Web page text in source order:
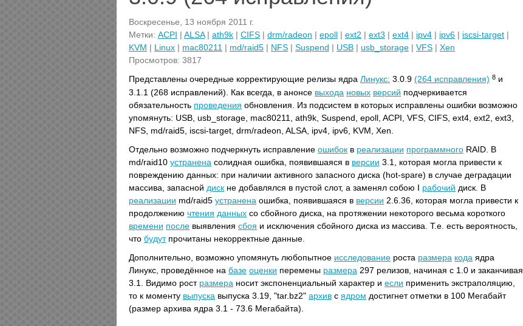
Воскресенье, 13 ноября 2011 г.
Метки: ACPI | ALSA| ath9k | CIFS | drm/radeon | epoll | ext2 | ext3 | ext4 | ipv4 | ipv6 | iscsi-target |
KVM | Linux | mac80211 | md/raid5 | NFS | Suspend | USB | usb_storage | VFS | Xen
Просмотров: 3817
Представлены очередные корректирующие релизы ядра Линукс: 3.0.9 (264 исправления) 8 и
3.1.1 (268 исправлений). Как всегда, в анонсе выхода новых версий подчеркивается
обязательность проведения обновления. Из подсистем в которых исправлены ошибки возможно
упомянуть: USB, usb_storage, mac80211, ath9k, Suspend, epoll, ACPI, VFS, CIFS, ext4, ext2, ext3,
NFS, md/raid5, iscsi-target, drm/radeon, ALSA, ipv4, ipv6, KVM, Xen.
Отдельно возможно подчеркнуть исправление ошибок в реализации программного RAID. В
md/raid10 устранена солидная ошибка, появившаяся в версии 3.1, которая могла привести к
повреждению данных: при наличии активного запасного диска (hot-spare) в случае деградации
массива, запасной диск не добавлялся в пустой слот, а заменял собою I рабочий диск. В
реализации md/raid5 устранена ошибка, появившаяся в версии 2.6.36, которая могла привести к
продолжению чтения данных со сбойного диска, на протяжении некоторого весьма короткого
времени после выявления сбоя и исключения сбойного диска из массива. Т.е. есть вероятность,
что будутпрочитаны некорректные данные.
Дополнительно, возможно упомянуть любопытное исследование роста размера кода ядра
Линукс, проведённое на базе оценки перемены размера 297 релизов, начиная с 1.0 и заканчивая
3.1. Видимо рост размера носит экспоненциальный характер и если применить экстраполяцию,
то к моменту выпуска выпуска 3.19, "tar.bz2" архив с ядром достигнет отметки в 100 Мегабайт
(размер архива ядра 3.1 - 73.6 Мегабайта).